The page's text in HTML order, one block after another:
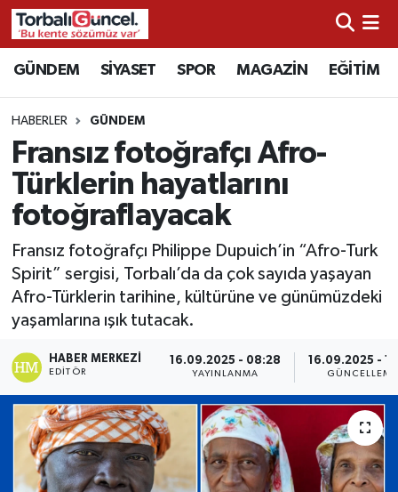
GÜNDEM SİYASET SPOR MAGAZİN EĞİTİM
HABERLER GÜNDEM
Fransız fotoğrafçı Afro-
Türklerin hayatlarını
fotoğraflayacak
Fransız fotoğrafçı Philippe Dupuich’in “Afro-Turk
Spirit” sergisi, Torbalı’da da çok sayıda yaşayan
Afro-Türklerin tarihine, kültürüne ve günümüzdeki
yaşamlarına ışık tutacak.
HABER MERKEZI
EDITÖR
16.09.2025 - 08:28
YAYINLANMA
16.09.2025 -
GÜNCELLEME
İzmir Nöbetçi Eczaneler
İzmir Hava Durumu
İzmir Namaz Vakitleri
İzmir Trafik Yoğunluk Haritası
Süper Lig Puan Durumu ve Fikstür
Tüm Manşetler